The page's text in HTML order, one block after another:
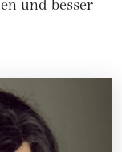
und besser